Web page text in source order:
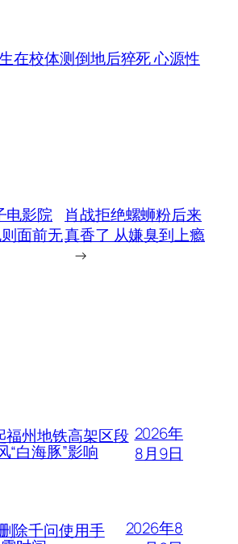
在校体测倒地后猝死 心源性
电影院
面前无
肖战拒绝螺蛳粉后来
真香了 从嫌臭到上瘾
→
福州地铁高架区段
“白海豚”影响
2026年
8月9日
除千问使用手
2026年8